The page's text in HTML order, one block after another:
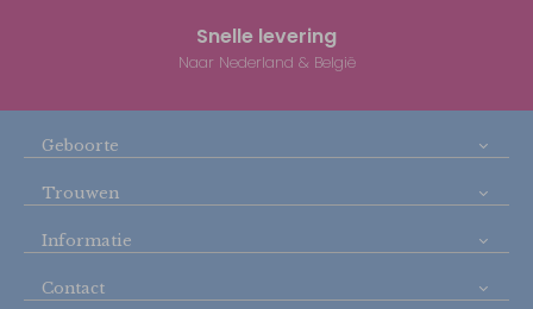
Snelle levering
Naar Nederland & België
Geboorte
Trouwen
Informatie
Contact